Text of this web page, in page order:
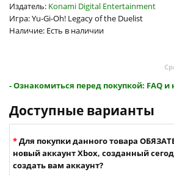
Издатель: Konami Digital Entertainment
Игра: Yu-Gi-Oh! Legacy of the Duelist
Наличие: Есть в наличии
- Ознакомиться перед покупкой: FAQ
Доступные варианты
Для покупки данного товара
новый аккаунт Xbox, созданный
создать вам аккаунт?